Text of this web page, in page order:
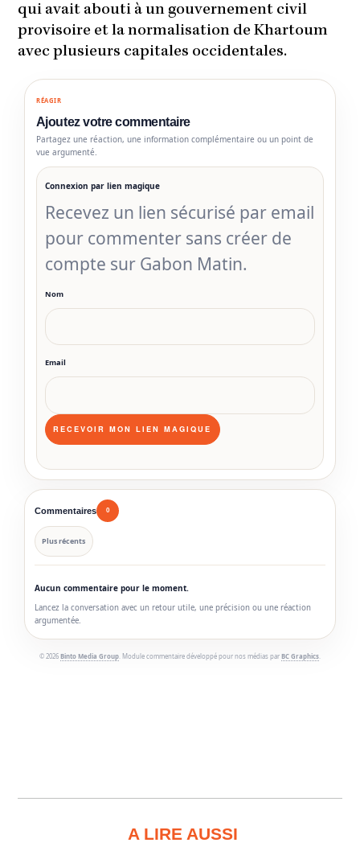
qui avait abouti à un gouvernement civil
provisoire et la normalisation de Khartoum
avec plusieurs capitales occidentales.
RÉAGIR
Ajoutez votre commentaire
Partagez une réaction, une information complémentaire ou un point de
vue argumenté.
Connexion par lien magique
Recevez un lien sécurisé par email
pour commenter sans créer de
compte sur Gabon Matin.
Nom
Email
Commentaires 0
Plus récents
Aucun commentaire pour le moment.
Lancez la conversation avec un retour utile, une précision ou une réaction
argumentée.
© 2026 Binto Media Group. Module commentaire développé pour nos médias par BC Graphics.
A LIRE AUSSI